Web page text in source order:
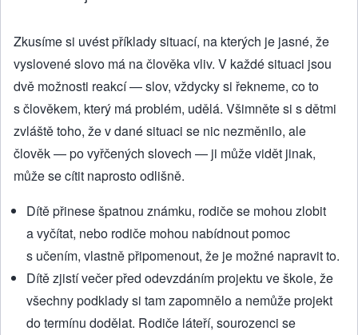
Zkusíme si uvést příklady situací, na kterých je jasné, že
vyslovené slovo má na člověka vliv. V každé situaci jsou
dvě možnosti reakcí — slov, vždycky si řekneme, co to
s člověkem, který má problém, udělá. Všimněte si s dětmi
zvláště toho, že v dané situaci se nic nezměnilo, ale
člověk — po vyřčených slovech — ji může vidět jinak,
může se cítit naprosto odlišně.
Dítě přinese špatnou známku, rodiče se mohou zlobit
a vyčítat, nebo rodiče mohou nabídnout pomoc
s učením, vlastně připomenout, že je možné napravit to.
Dítě zjistí večer před odevzdáním projektu ve škole, že
všechny podklady si tam zapomnělo a nemůže projekt
do termínu dodělat. Rodiče láteří, sourozenci se